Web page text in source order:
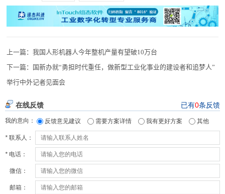
上一篇：我国人形机器人今年整机产量有望破10万台
下一篇：
国新办就“勇担时代重任，做新型工业化事业的建设者和追梦人”
举行中外记者见面会